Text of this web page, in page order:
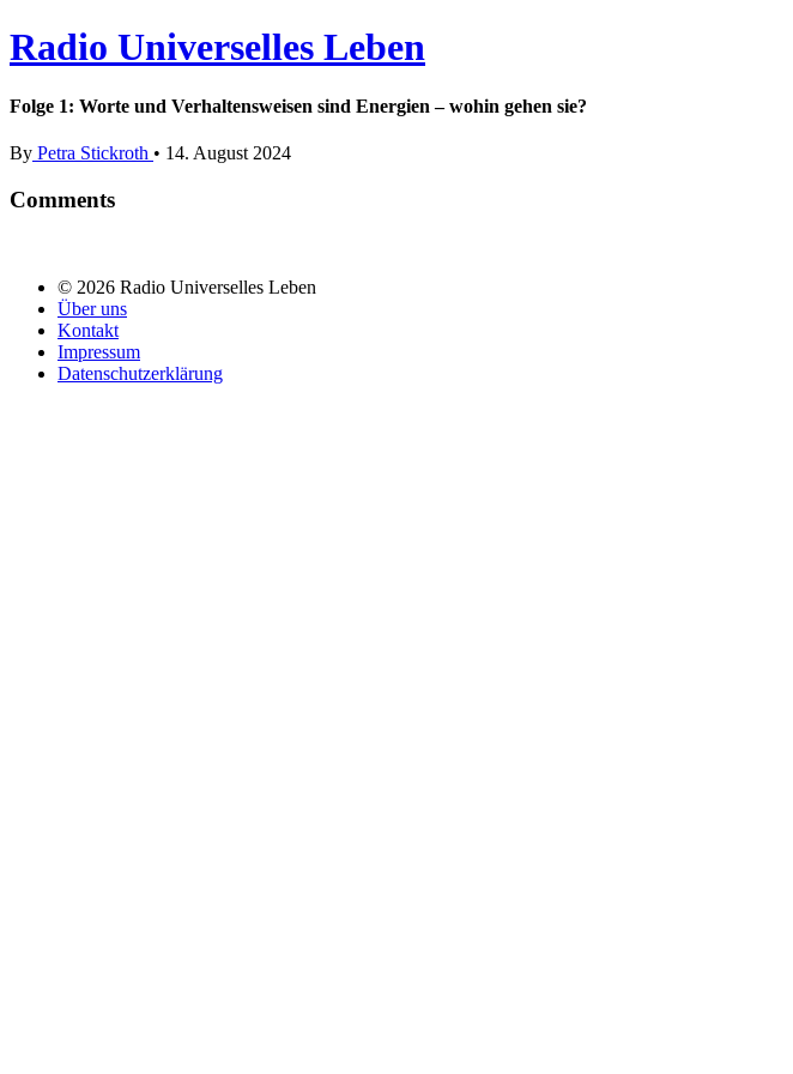
Radio Universelles Leben
Folge 1: Worte und Verhaltensweisen sind Energien – wohin gehen sie?
By Petra Stickroth • 14. August 2024
Comments
© 2026 Radio Universelles Leben
Über uns
Kontakt
Impressum
Datenschutzerklärung